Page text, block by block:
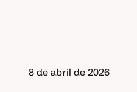
8 de abril de 2026